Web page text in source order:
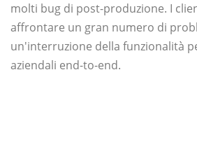
molti bug di post-produzione. I
affrontare un gran numero di
un'interruzione della funzionalità
aziendali end-to-end.